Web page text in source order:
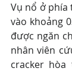
Vụ nổ ở phía
vào khoảng
được ngăn
nhân viên
cracker